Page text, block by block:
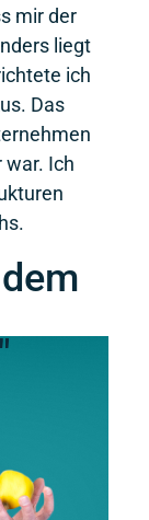
dem
mir der
liegt
ich
Das
war. Ich